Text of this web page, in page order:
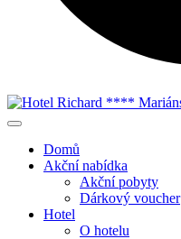
Domů
Akční nabídka
Akční pobyty
Dárkový voucher
Hotel
O hotelu